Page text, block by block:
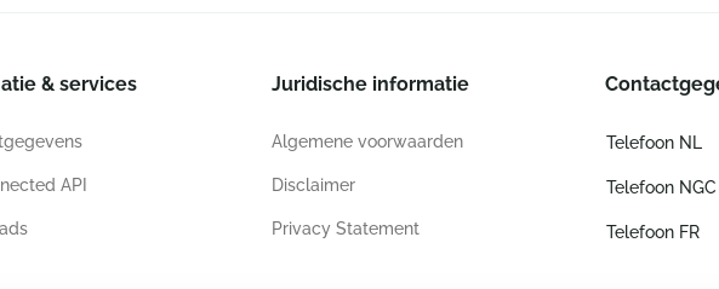
& services
API
Juridische informatie
Algemene voorwaarden
Disclaimer
Privacy Statement
Telefoon NL
Telefoon NGC
Telefoon FR